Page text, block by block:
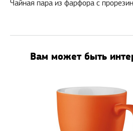
Чайная пара из фарфора с
Вам может быть